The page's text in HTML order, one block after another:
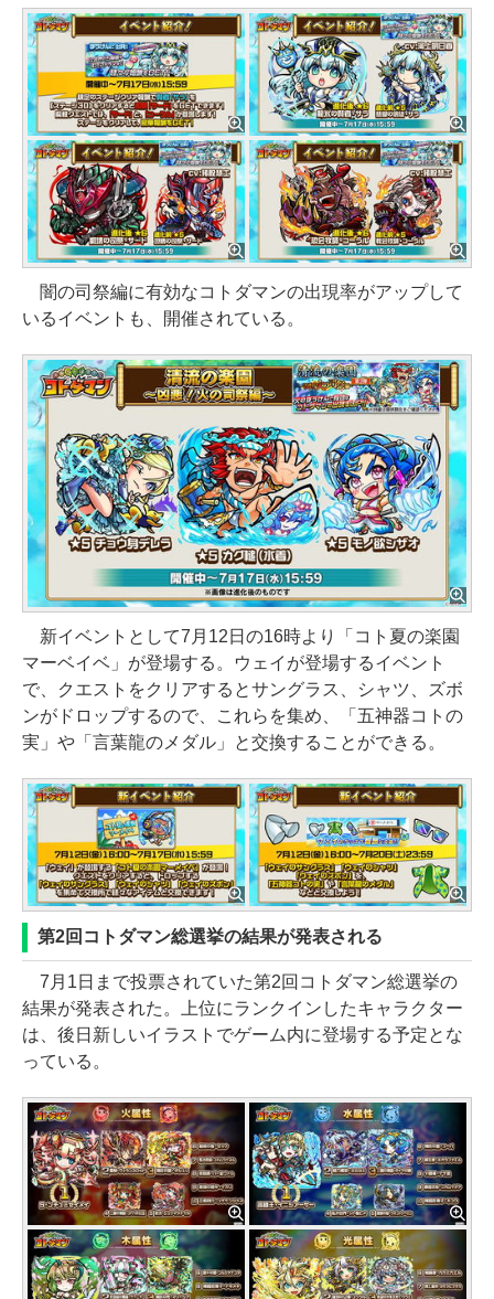
闇の司祭編に有効なコトダマンの出現率がアップして
いるイベントも、開催されている。
新イベントとして7月12日の16時より「コト夏の楽園
マーベイベ」が登場する。ウェイが登場するイベント
で、クエストをクリアするとサングラス、シャツ、ズボ
ンがドロップするので、これらを集め、「五神器コトの
実」や「言葉龍のメダル」と交換することができる。
第2回コトダマン総選挙の結果が発表される
7月1日まで投票されていた第2回コトダマン総選挙の
結果が発表された。上位にランクインしたキャラクター
は、後日新しいイラストでゲーム内に登場する予定とな
っている。